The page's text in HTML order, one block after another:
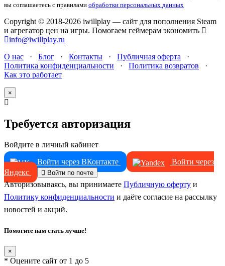
вы соглашаетесь с правилами обработки персональных данных
Copyright © 2018-2026 iwillplay — сайт для пополнения Steam
и агрегатор цен на игры. Помогаем геймерам экономить
info@iwillplay.ru
О нас · Блог · Контакты · Публичная оферта ·
Политика конфиденциальности · Политика возвратов ·
Как это работает
×
Требуется авторизация
Войдите в личный кабинет
Войти через ВКонтакте
Войти через
Яндекс
Войти по почте
Авторизовываясь, вы принимаете Публичную оферту и
Политику конфиденциальности и даёте согласие на рассылку
новостей и акций.
Помогите нам стать лучше!
×
* Оцените сайт от 1 до 5